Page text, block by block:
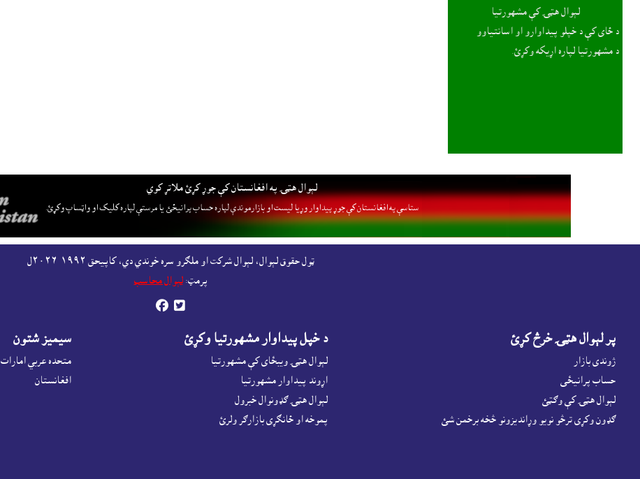
لېوال هټۍ کې مشهورتيا
د ځاى کې د خپلو پيداوارو او اسانتياوو
د مشهورتيا لپاره اړيکه وکړئ.
لېوال هټۍ په افغانستان کې جوړ کړئ ملاتړ کوي
ستاسې په افغانستان کې جوړ پيداوار وړيا ليست او بازارموندې لپاره حساب پرانيځئ يا مرستې لپاره کليک او واټساپ وکړئ.
ټول حقوق لېوال، لېوال شرکت او ملګرو سره خوندي دي، کاپيحق ١٩٩٢-٢٠٢٦ل
پرمټ:لېوال محاسب
 
پر لېوال هټۍ خرڅ کړئ
ژوندى بازار
حساب پرانيځى
لېوال هټۍ کې وګټئ
ګډون وکړى ترڅو نويو وړانديزونو څخه برخمن شئ
د خپل پيداوار مشهورتيا وکړئ
لېوال هټۍ ويبځاى کې مشهورتيا
اړوند پيداوار مشهورتيا
لېوال هټۍ ګډونوال خبرول
پموخه او ځانګړى بازارګر ولرئ
سيميز شتون
متحده عربي امارات
افغانستان